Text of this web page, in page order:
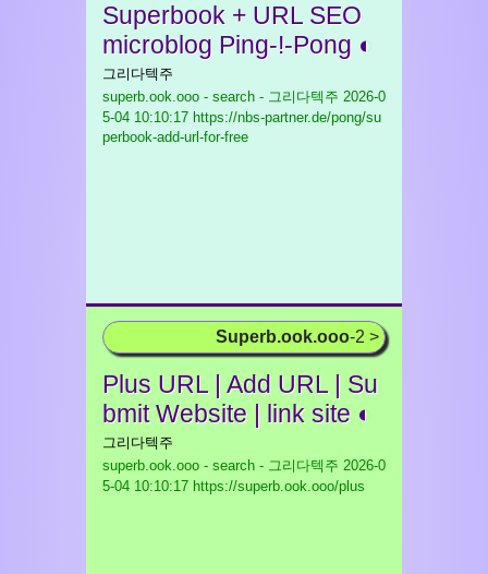
Superbook + URL SEO
microblog Ping-!-Pong ◐
그리다텍주
superb.ook.ooo - search - 그리다텍주 2026-0
5-04 10:10:17 https://nbs-partner.de/pong/su
perbook-add-url-for-free
Superb.ook.ooo-2 >
Plus URL | Add URL | Su
bmit Website | link site ◐
그리다텍주
superb.ook.ooo - search - 그리다텍주 2026-0
5-04 10:10:17 https://superb.ook.ooo/plus